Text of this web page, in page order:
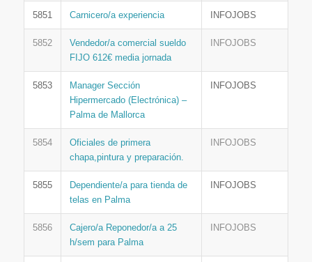
5851 Carnicero/a experiencia INFOJOBS
5852
Vendedor/a comercial sueldo
FIJO 612€ media jornada
INFOJOBS
5853
Manager Sección
Hipermercado (Electrónica) –
Palma de Mallorca
INFOJOBS
5854
Oficiales de primera
chapa,pintura y preparación.
INFOJOBS
5855
Dependiente/a para tienda de
telas en Palma
INFOJOBS
5856
Cajero/a Reponedor/a a 25
h/sem para Palma
INFOJOBS